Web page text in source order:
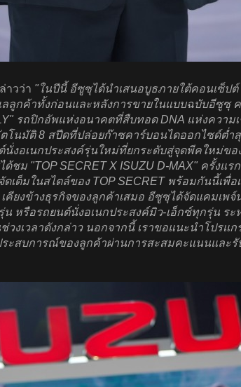
าวว่า "ในปีนี้ อีซูซุได้นำเสนอบูธภายใต้คอนเซ็ปต์
ค้าทั้งก่อนและหลังการขายในแบบฉบับอีซูซุ ค
รถปิกอัพแห่งอนาคตที่สืบทอด DNA แห่งควา
โนมัติ 8 สปีดที่ปล่อยก๊าซคาร์บอนไดออกไซด์ต่
นั่งอเนกประสงค์รุ่นใหม่ที่ยกระดับสู่จุดพีคใหม่
ม "TOP SECRET X ISUZU D-MAX" ครั้งแ
ดเต็มในสไตล์ของ TOP SECRET พร้อมกันนี้
ยงข้างธุรกิจของลูกค้าเสมอ อีซูซุได้จัดแคมเพ
รือรถยนต์นั่งอเนกประสงค์มิว-เอ็กซ์ทุกรุ่น ระ
งเวลาดังกล่าว นอกจากนี้ เราขอแนะนำโปร
ะสบการณ์ของลูกค้าผ่านการสะสมคะแนนแล